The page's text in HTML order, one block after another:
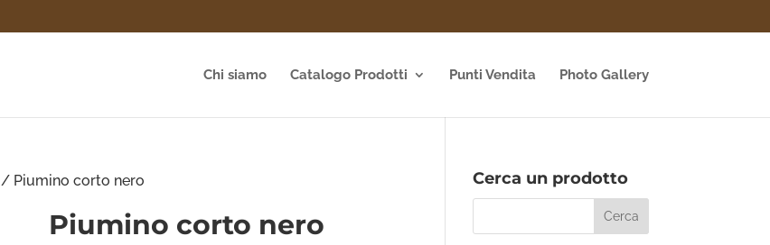
Chi siamo Catalogo Prodotti Punti Vendita Photo Gallery
/ Piumino corto nero
Piumino corto nero
Cerca un prodotto